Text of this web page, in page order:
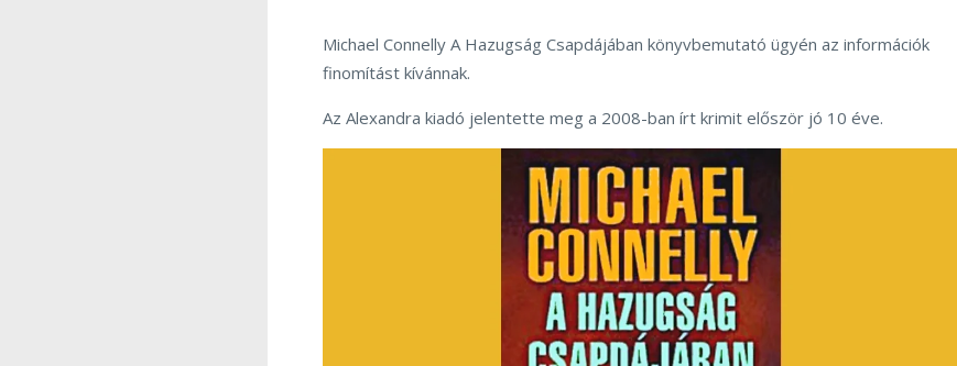
Michael Connelly A Hazugság Csapdájában könyvbemutató ügyén az információk
finomítást kívánnak.
Az Alexandra kiadó jelentette meg a 2008-ban írt krimit először jó 10 éve.